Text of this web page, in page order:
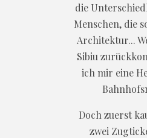
die
Menschen, die
Architektur...
Sibiu
ich mir eine
Doch zuerst
zwei